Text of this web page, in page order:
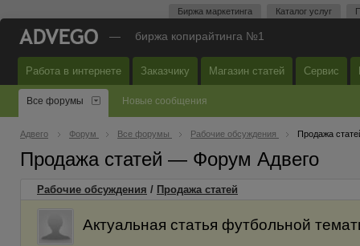
Биржа маркетинга Каталог услуг
— биржа копирайтинга №1
Работа в интернете Заказчику Магазин статей Сервис
Все форумы Новые сообщения
Адвего Форум Все форумы Рабочие обсуждения Продажа
Продажа статей — Форум Адвего
Рабочие обсуждения / Продажа статей
Актуальная статья футбольной